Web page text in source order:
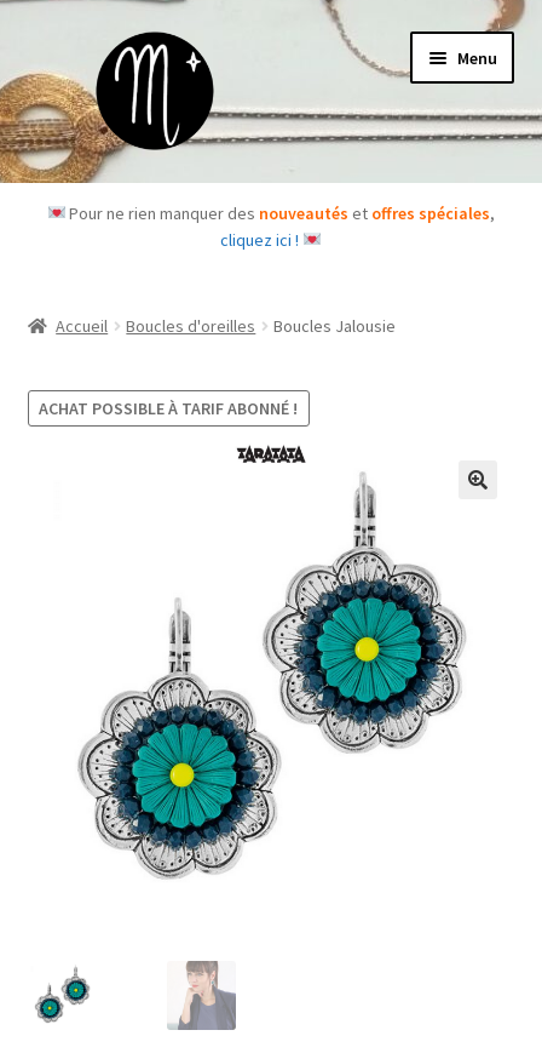
à
la
navigation
au
contenu
Menu
Accueil
Ma Wishlist
Pour ne rien manquer des nouveautéset offres spéciales,
cliquez ici !
Accueil Boucles d'oreilles Boucles Jalousie
ACHAT POSSIBLE À TARIF ABONNÉ !